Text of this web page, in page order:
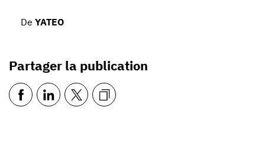
De YATEO
Partager la publication